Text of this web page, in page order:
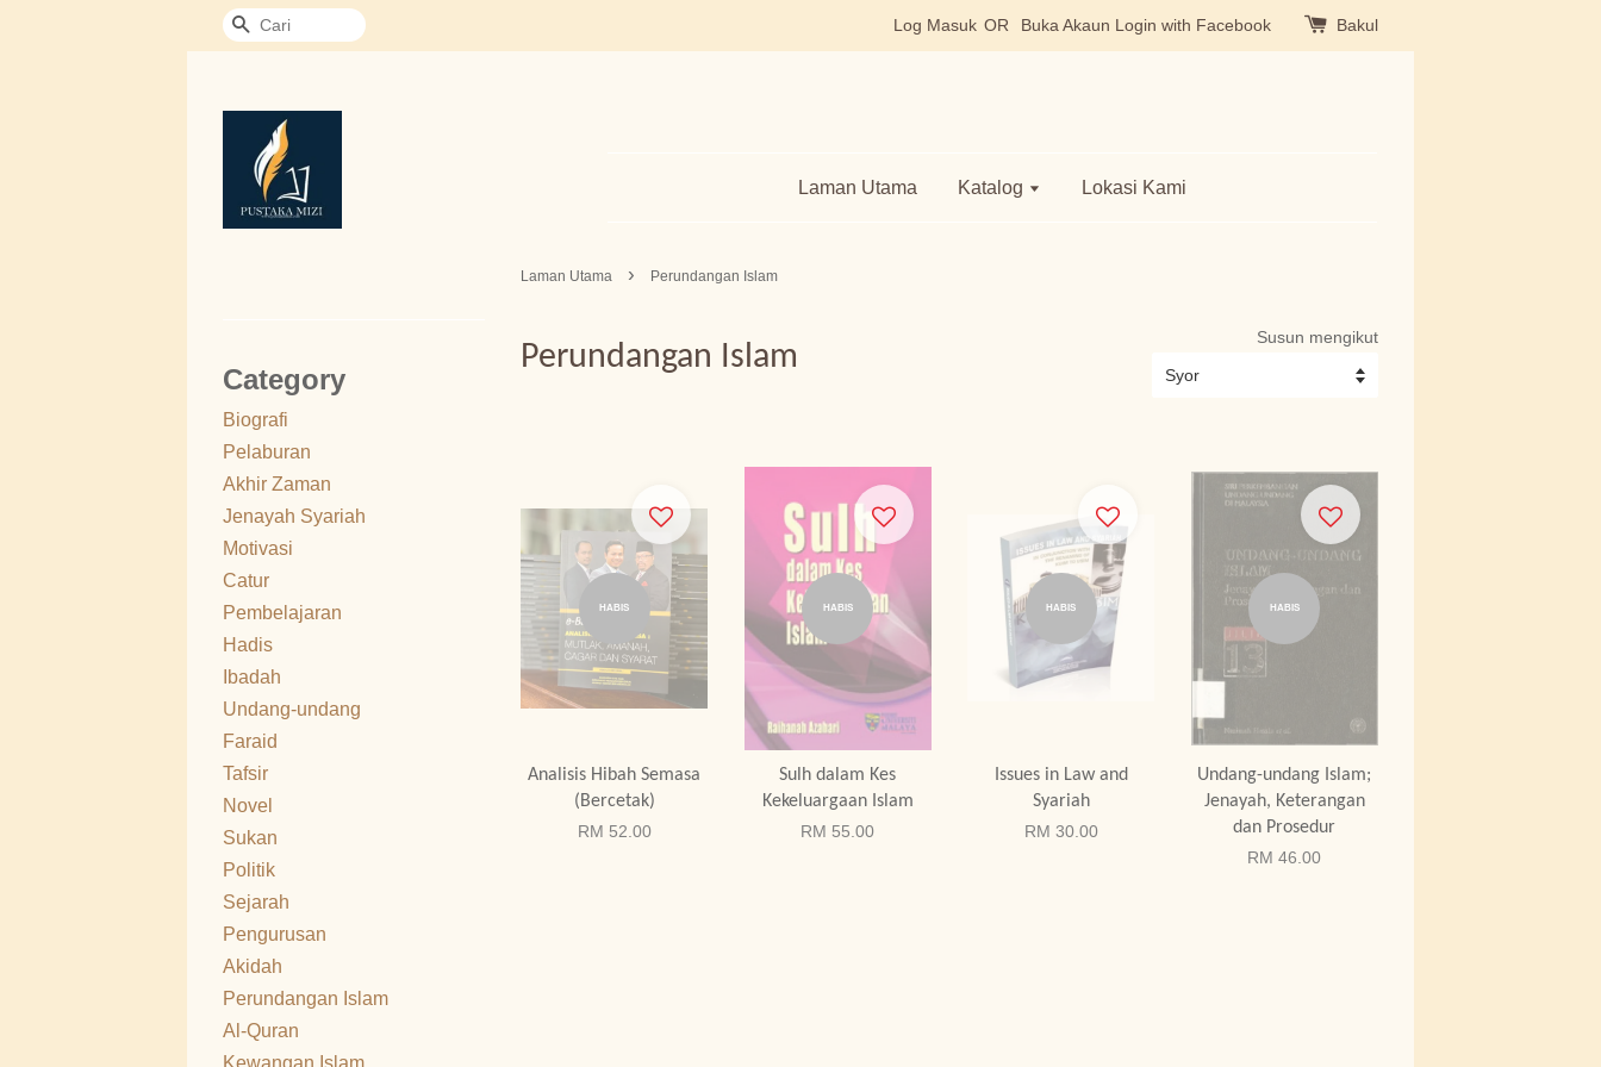
Cari Log Masuk OR Buka Akaun Login with Facebook Bakul
Laman Utama Katalog Lokasi Kami
Category
Biografi
Pelaburan
Akhir Zaman
Jenayah Syariah
Motivasi
Catur
Pembelajaran
Hadis
Ibadah
Undang-undang
Faraid
Tafsir
Novel
Sukan
Politik
Sejarah
Pengurusan
Akidah
Perundangan Islam
Al-Quran
Kewangan Islam
Laman Utama › Perundangan Islam
Perundangan Islam
Susun mengikut
HABIS
Analisis Hibah Semasa
(Bercetak)
RM 52.00
HABIS
Sulh dalam Kes
Kekeluargaan Islam
RM 55.00
HABIS
Issues in Law and
Syariah
RM 30.00
HABIS
Undang-undang Islam;
Jenayah, Keterangan
dan Prosedur
RM 46.00